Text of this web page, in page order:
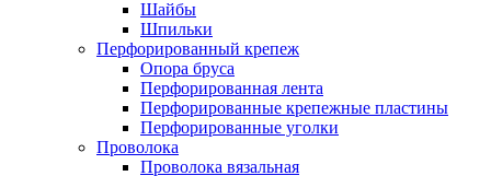
Шайбы
Шпильки
Перфорированный крепеж
Опора бруса
Перфорированная лента
Перфорированные крепежные пластины
Перфорированные уголки
Проволока
Проволока вязальная